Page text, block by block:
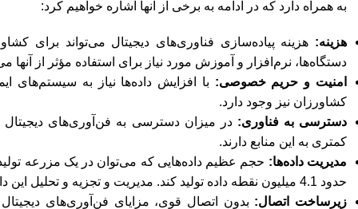
به همراه دارد که در ادامه به برخی از آنها اشاره خواهیم کرد:
هزینه: هزینه پیاده‌سازی فناوری‌های دیجیتال می‌تواند برای
دستگاه‌ها، نرم‌افزار و آموزش مورد نیاز برای استفاده مؤثر از آنها
امنیت و حریم خصوصی: با افزایش داده‌ها نیاز به
کشاورزان نیز وجود دارد.
دسترسی به فناوری:در میزان دسترسی به فن‌آوری‌های
کمتری به این منابع دارند.
مدیریت داده‌ها:
حدود 4.1 میلیون نقطه داده تولید کند. مدیریت و تجزیه و تحلیل این داده‌ها برای تصمیم گیری آگاهانه درباره چالش مهم است.
زیرساخت اتصال: بدون اتصال قوی، مزایای فن‌آوری‌های